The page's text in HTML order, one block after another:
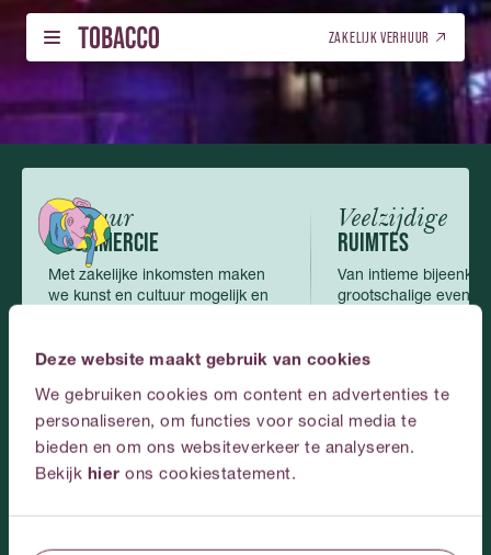
Deze website maakt gebruik van cookies
We gebruiken cookies om content en advertenties te
personaliseren, om functies voor social media te
bieden en om ons websiteverkeer te analyseren.
Bekijk hier ons cookiestatement.
ZAKELIJK VERHUUR
01
PROGRAMMA – TICKETS
PROGRAMMA – TICKETS
LOCATIEVERHUUR
04 OVER ONS
05 CONTACT
CONTACT
NEDERLANDS
NEDERLANDS (NL)
NEDERLANDS (NL)
ENGELS (EN)
DOWNLOAD ONS MAGAZINE!
Cultuur
& COMMERCIE
Met zakelijke inkomsten maken
we kunst en cultuur mogelijk en
Veelzijdige
RUIMTES
Van intieme
grootschalige events,
Planjeeventbij
TOBACCO.
Nederlands